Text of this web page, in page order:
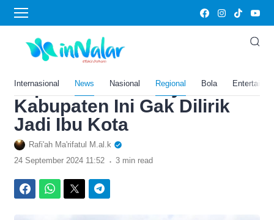
Internasional News Nasional Regional Bola
Home›News
Jawa Tengah Makin Mekar!
Banyumas Siap Dipecah
Tapi Daerah Terkaya di
Kabupaten Ini Gak Dilirik
Jadi Ibu Kota
Rafi'ah Ma'rifatul M.al.k
24 September 2024 11:52 . 3 min read